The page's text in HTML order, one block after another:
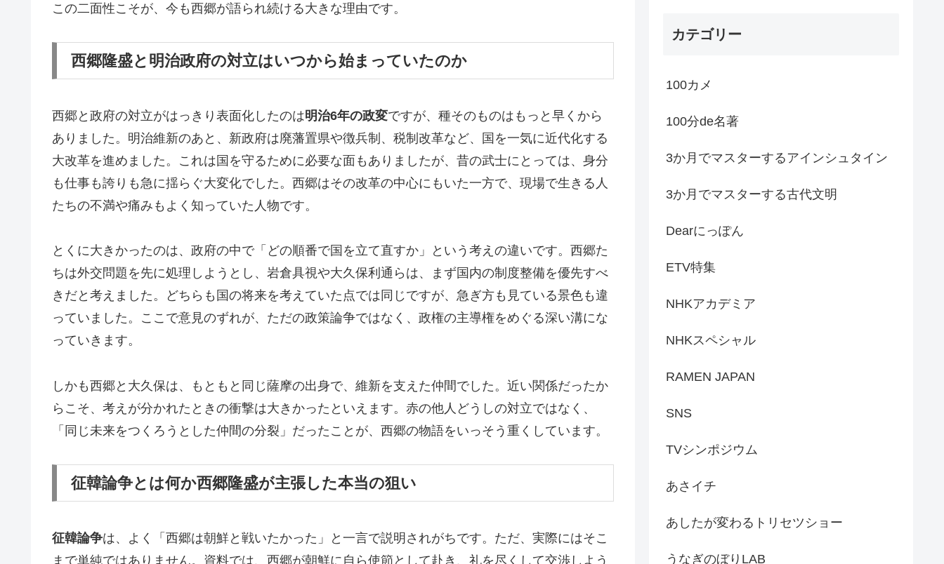
この二面性こそが、今も西郷が語られ続ける大きな理由です。
西郷隆盛と明治政府の対立はいつから始まっていたのか
西郷と政府の対立がはっきり表面化したのは明治6年の政変ですが、種そのものはもっと早くから
ありました。明治維新のあと、新政府は廃藩置県や徴兵制、税制改革など、国を一気に近代化する
大改革を進めました。これは国を守るために必要な面もありましたが、昔の武士にとっては、身分
も仕事も誇りも急に揺らぐ大変化でした。西郷はその改革の中心にもいた一方で、現場で生きる人
たちの不満や痛みもよく知っていた人物です。
とくに大きかったのは、政府の中で「どの順番で国を立て直すか」という考えの違いです。西郷た
ちは外交問題を先に処理しようとし、岩倉具視や大久保利通らは、まず国内の制度整備を優先すべ
きだと考えました。どちらも国の将来を考えていた点では同じですが、急ぎ方も見ている景色も違
っていました。ここで意見のずれが、ただの政策論争ではなく、政権の主導権をめぐる深い溝にな
っていきます。
しかも西郷と大久保は、もともと同じ薩摩の出身で、維新を支えた仲間でした。近い関係だったか
らこそ、考えが分かれたときの衝撃は大きかったといえます。赤の他人どうしの対立ではなく、
「同じ未来をつくろうとした仲間の分裂」だったことが、西郷の物語をいっそう重くしています。
征韓論争とは何か西郷隆盛が主張した本当の狙い
征韓論争は、よく「西郷は朝鮮と戦いたかった」と一言で説明されがちです。ただ、実際にはそこ
まで単純ではありません。資料では、西郷が朝鮮に自ら使節として赴き、礼を尽くして交渉しよう
カテゴリー
100カメ
100分de名著
3か月でマスターするアインシュタイン
3か月でマスターする古代文明
Dearにっぽん
ETV特集
NHKアカデミア
NHKスペシャル
RAMEN JAPAN
SNS
TVシンポジウム
あさイチ
あしたが変わるトリセツショー
うなぎのぼりLAB